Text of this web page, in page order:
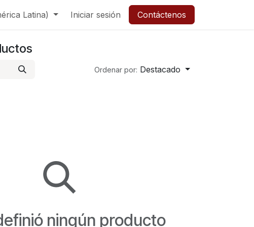
Latina) Iniciar sesión Contáctenos
Ordenar por: Destacado
ningún producto